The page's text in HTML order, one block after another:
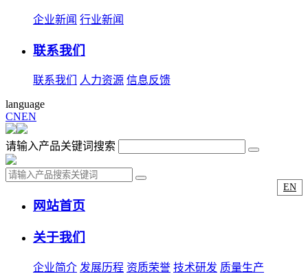
企业新闻 行业新闻
联系我们
联系我们 人力资源 信息反馈
language
CNEN
请输入产品关键词搜索
EN
网站首页
关于我们
企业简介 发展历程 资质荣誉 技术研发 质量生产